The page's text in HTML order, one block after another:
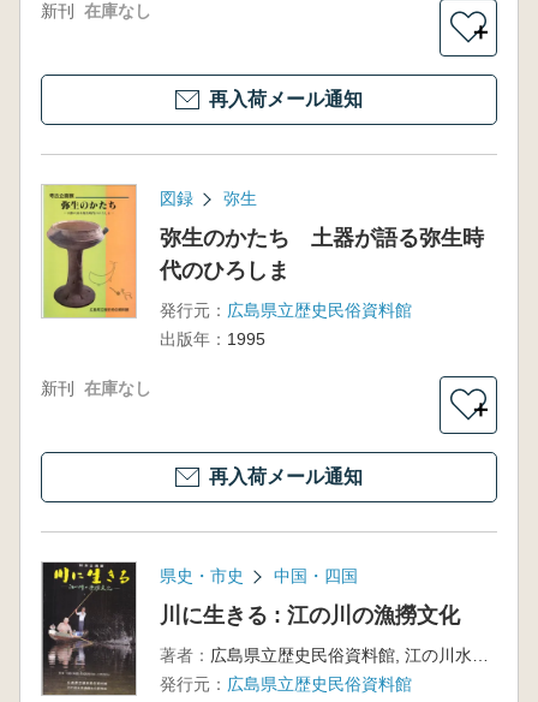
新刊 在庫なし
＋
再入荷メール通知
図録 弥生
弥生のかたち 土器が語る弥生時
代のひろしま
発行元： 広島県立歴史民俗資料館
出版年： 1995
新刊 在庫なし
＋
再入荷メール通知
県史・市史 中国・四国
川に生きる : 江の川の漁撈文化
著者：
発行元： 広島県立歴史民俗資料館